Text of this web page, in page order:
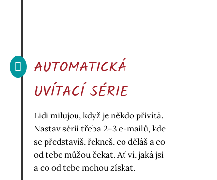

AUTOMATICKÁ
UVÍTACÍ SÉRIE
Lidi milujou, když je někdo přivítá.
Nastav sérii třeba 2–3 e-mailů, kde
se představíš, řekneš, co děláš a co
od tebe můžou čekat. Ať ví, jaká jsi
a co od tebe mohou získat.